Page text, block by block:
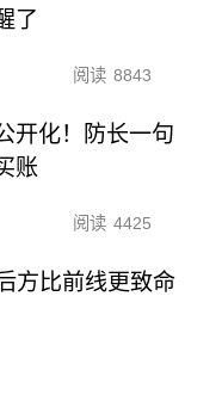
了
阅读 8843
开化！防长一句
账
阅读 4425
方比前线更致命